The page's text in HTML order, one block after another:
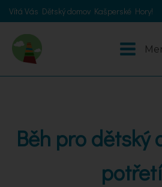
Vítá Vás Dětský domov Kašperské Hory!
Běh pro dětský